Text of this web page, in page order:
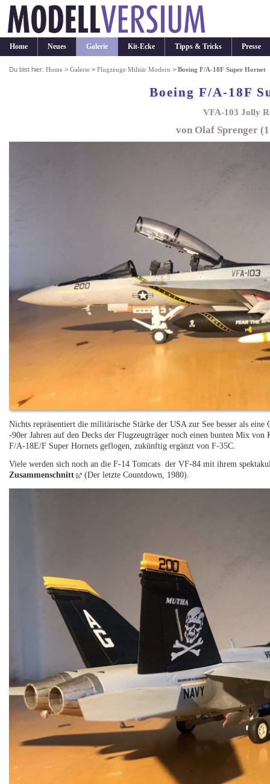
Home Neues Galerie Kit-Ecke Tipps & Tricks Presse
Du bist hier:Home >Galerie >Flugzeuge Militär Modern >Boeing F/A-18F Super Hornet
Boeing F/A-18F
VFA-103 Jolly
von Olaf Sprenger
Nichts repräsentiert die militärische Stärke der USA zur See besser als
-90er Jahren auf den Decks der Flugzeugträger noch einen bunten Mix
F/A-18E/F Super Hornets geflogen, zukünftig ergänzt von F-35C.
Viele werden sich noch an die F-14 Tomcats der VF-84 mit ihrem
Zusammenschnitt
(Der letzte Countdown, 1980).